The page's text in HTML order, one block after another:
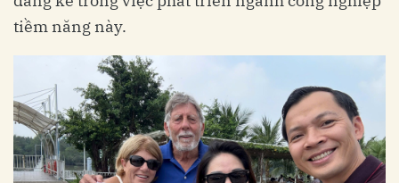
tiềm năng này.